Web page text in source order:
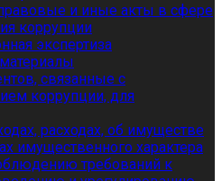
и иные акты в сфере
коррупции
экспертиза
связанные с
коррупции, для
расходах, об имуществе
имущественного характера
требований к